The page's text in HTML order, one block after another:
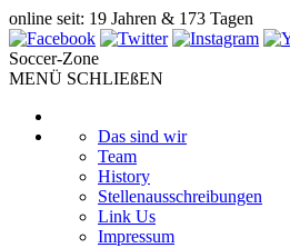
online seit: 19 Jahren & 173 Tagen
Soccer-Zone
MENÜ SCHLIEßEN
Das sind wir
Team
History
Stellenausschreibungen
Link Us
Impressum